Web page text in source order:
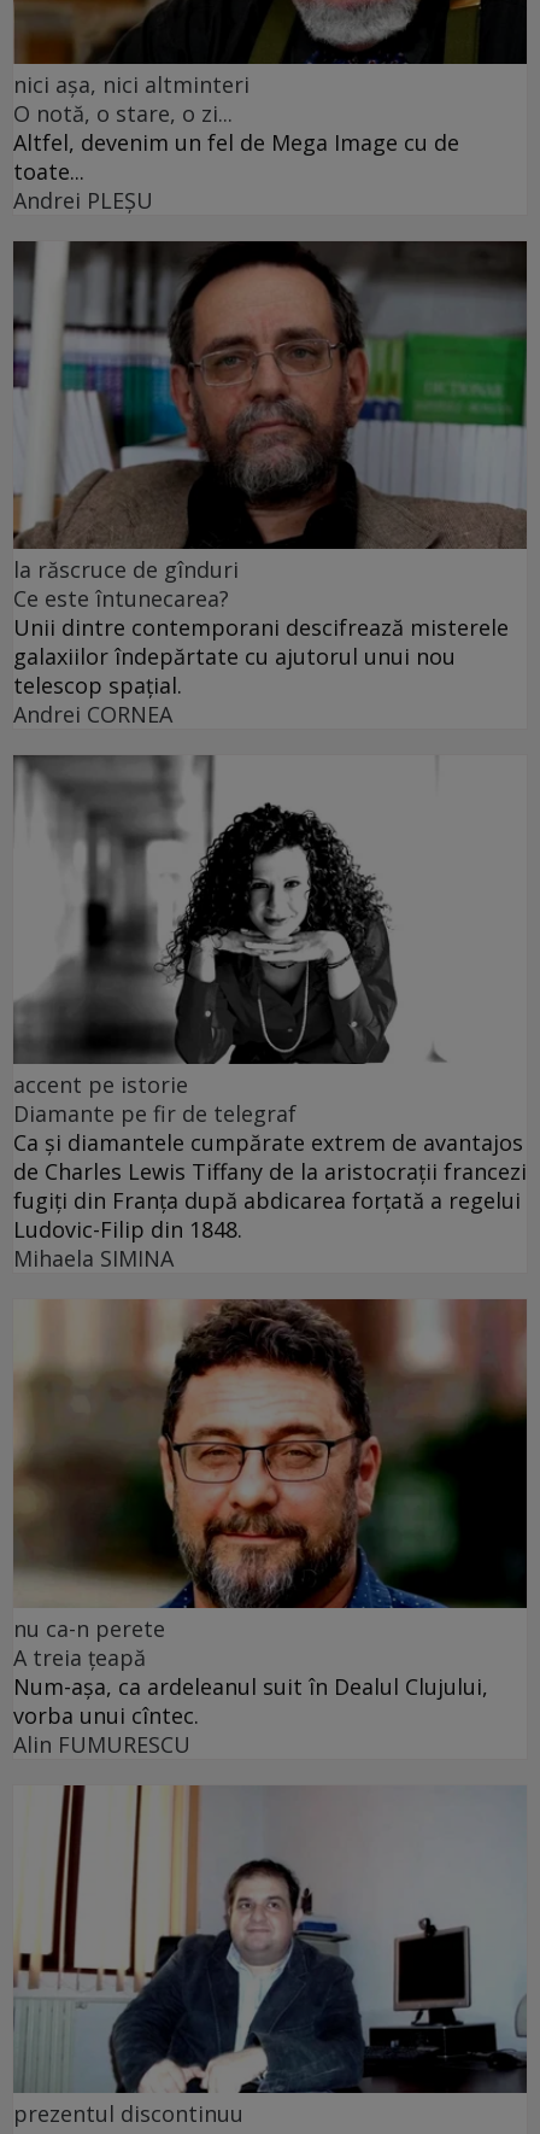
nici așa, nici altminteri
O notă, o stare, o zi...
Altfel, devenim un fel de Mega Image cu de
toate...
Andrei PLEŞU
la răscruce de gînduri
Ce este întunecarea?
Unii dintre contemporani descifrează misterele
galaxiilor îndepărtate cu ajutorul unui nou
telescop spațial.
Andrei CORNEA
accent pe istorie
Diamante pe fir de telegraf
Ca și diamantele cumpărate extrem de avantajos
de Charles Lewis Tiffany de la aristocrații francezi
fugiți din Franța după abdicarea forțată a regelui
Ludovic-Filip din 1848.
Mihaela SIMINA
nu ca-n perete
A treia țeapă
Num-așa, ca ardeleanul suit în Dealul Clujului,
vorba unui cîntec.
Alin FUMURESCU
prezentul discontinuu